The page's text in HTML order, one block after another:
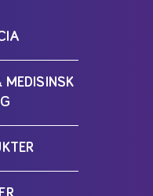
MEDISINSK